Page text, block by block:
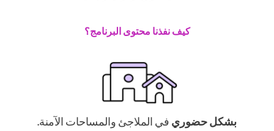
كيف نفذنا محتوى البرنامج؟
بشكل حضوري في الملاجئ والمساحات الآمنة.